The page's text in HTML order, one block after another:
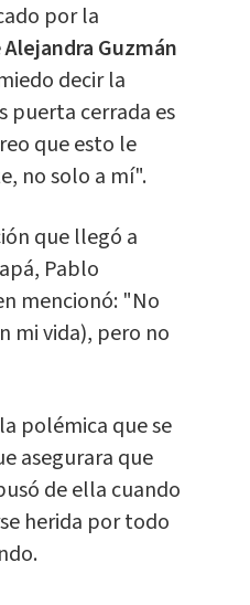
por la
Alejandra Guzmán
decir la
puerta cerrada es
que esto le
no solo a mí".
que llegó a
Pablo
mencionó: "No
mi vida), pero no
polémica que se
asegurara que
de ella cuando
herida por todo